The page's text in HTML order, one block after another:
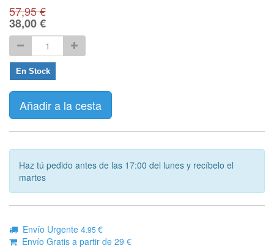
57,95€
38,00€
En Stock
Añadir a la cesta
Haz tú pedido antes de las 17:00 del lunes y recíbelo el
martes
Envío Urgente 4.95 €
Envío Gratis a partir de 29 €